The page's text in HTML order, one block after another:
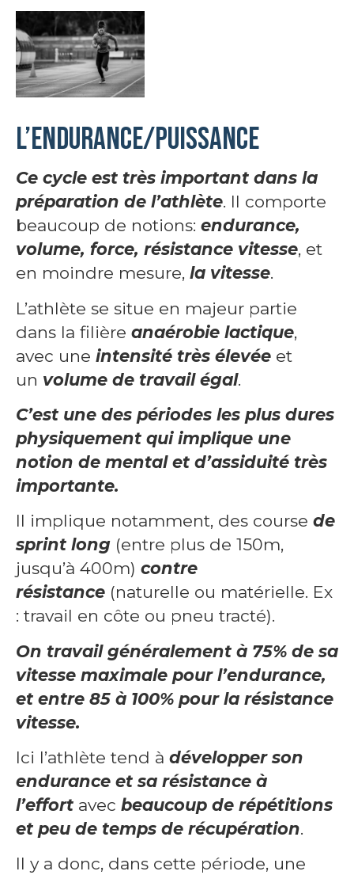
L’endurance/puissance
Ce cycle est très important dans la
préparation de l’athlète. Il comporte
beaucoup de notions: endurance,
volume, force, résistance vitesse, et
en moindre mesure, la vitesse.
L’athlète se situe en majeur partie
dans la filière anaérobie lactique,
avec une intensité très élevée et
un volume de travail égal.
C’est une des périodes les plus dures
physiquement qui implique une
notion de mental et d’assiduité très
importante.
Il implique notamment, des course de
sprint long (entre plus de 150m,
jusqu’à 400m) contre
résistance (naturelle ou matérielle. Ex
: travail en côte ou pneu tracté).
On travail généralement à 75% de sa
vitesse maximale pour l’endurance,
et entre 85 à 100% pour la résistance
vitesse.
Ici l’athlète tend à développer son
endurance et sa résistance à
l’effort avec beaucoup de répétitions
et peu de temps de récupération.
Il y a donc, dans cette période, une